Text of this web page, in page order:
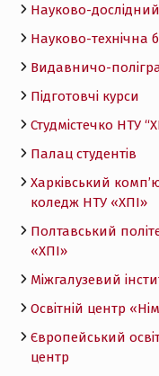
Науково-
Науково-технічна
Видавничо-
Підготовчі курси
Студмістечко НТУ
Палац студентів
Харківський
коледж НТУ «ХПI»
Полтавський
«ХПI»
Міжгалузевий
Освітній центр
Європейський
центр